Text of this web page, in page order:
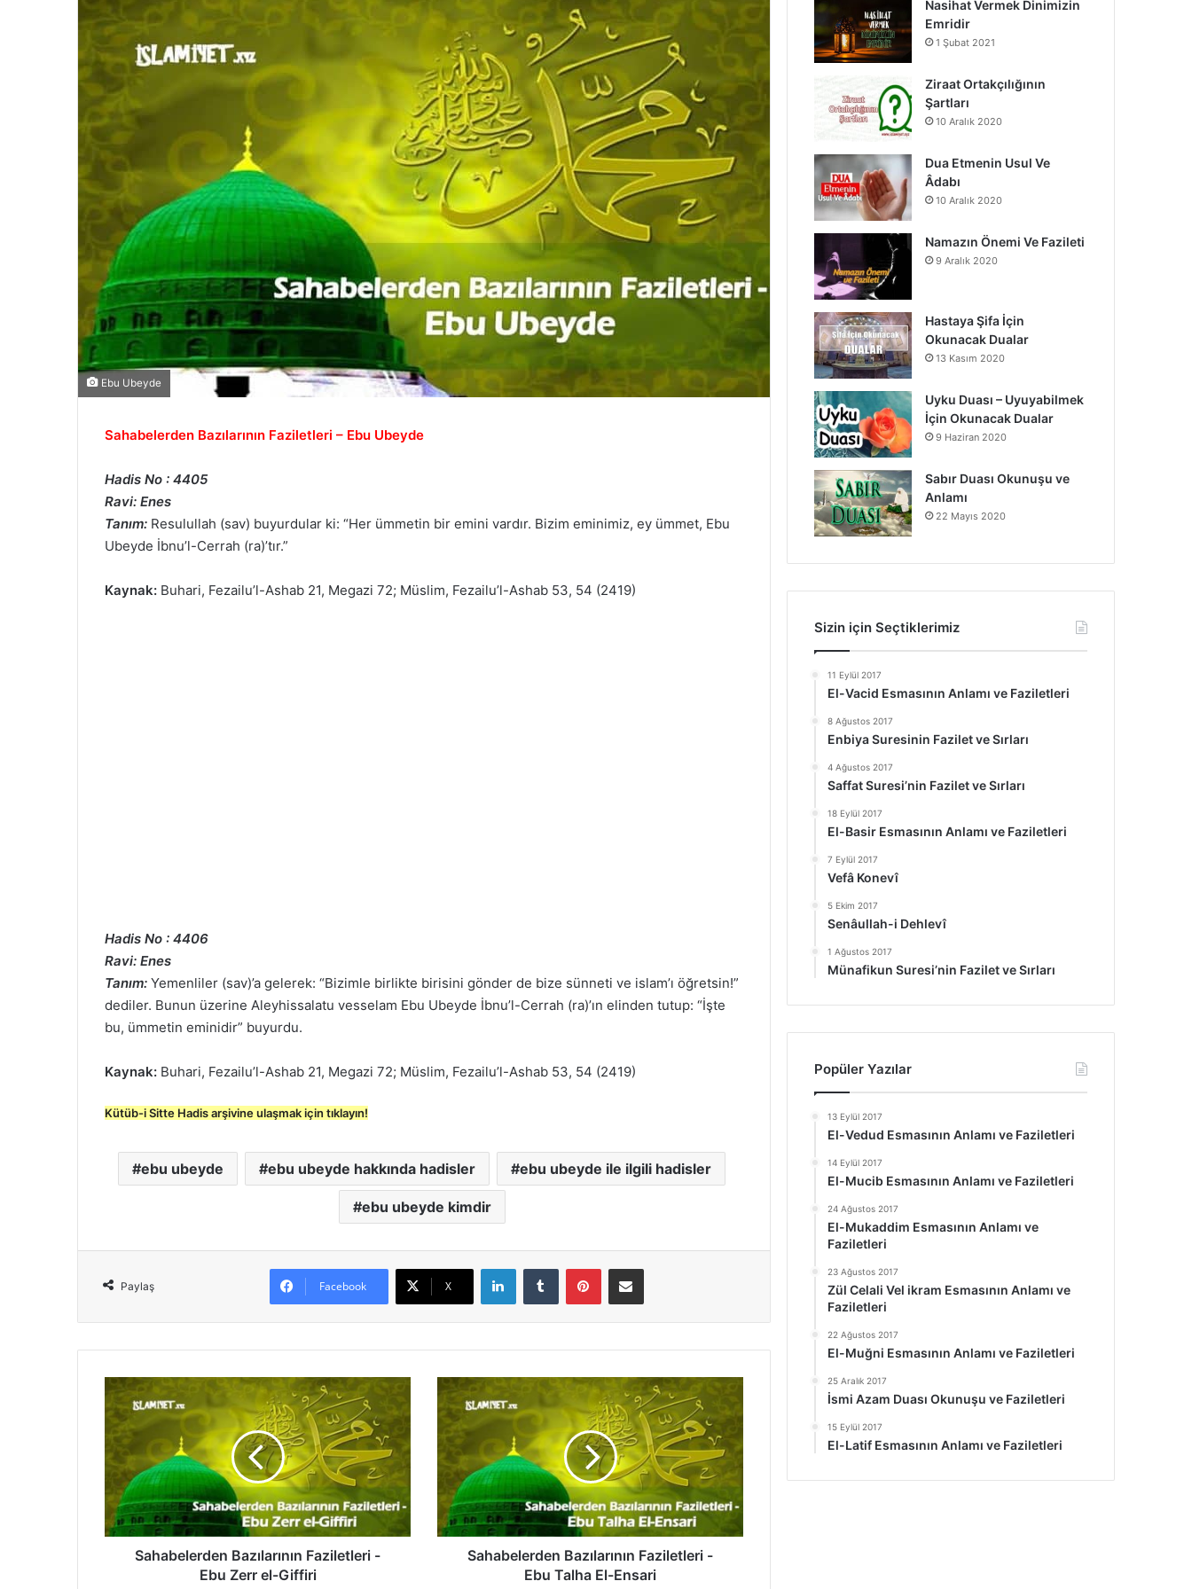
Ebu Ubeyde
Sahabelerden Bazılarının Faziletleri – Ebu Ubeyde
Hadis No : 4405
Ravi: Enes
Tanım: Resulullah (sav) buyurdular ki: “Her ümmetin bir emini vardır. Bizim eminimiz, ey ümmet, Ebu
Ubeyde İbnu’l-Cerrah (ra)’tır.”
Kaynak: Buhari, Fezailu’l-Ashab 21, Megazi 72; Müslim, Fezailu’l-Ashab 53, 54 (2419)
Hadis No : 4406
Ravi: Enes
Tanım: Yemenliler (sav)’a gelerek: “Bizimle birlikte birisini gönder de bize sünneti ve islam’ı öğretsin!”
dediler. Bunun üzerine Aleyhissalatu vesselam Ebu Ubeyde İbnu’l-Cerrah (ra)’ın elinden tutup: “İşte
bu, ümmetin eminidir” buyurdu.
Kaynak: Buhari, Fezailu’l-Ashab 21, Megazi 72; Müslim, Fezailu’l-Ashab 53, 54 (2419)
Kütüb-i Sitte Hadis arşivine ulaşmak için tıklayın!
ebu ubeyde ebu ubeyde hakkında hadisler ebu ubeyde ile ilgili hadisler
ebu ubeyde kimdir
Paylaş Facebook X
LinkedIn Tumblr Pinterest E-Posta ile paylaş
a
l
e
r
Sahabelerden Bazılarının Faziletleri -
Ebu Zerr el-Giffiri
a
l
e
r
Sahabelerden Bazılarının Faziletleri -
Ebu Talha El-Ensari
o
o
k
b
g
a
Nasihat Vermek Dinimizin
Emridir
1 Şubat 2021
Ziraat Ortakçılığının
Şartları
10 Aralık 2020
Dua Etmenin Usul Ve
Âdabı
10 Aralık 2020
Namazın Önemi Ve Fazileti
9 Aralık 2020
Hastaya Şifa İçin
Okunacak Dualar
13 Kasım 2020
Uyku Duası – Uyuyabilmek
İçin Okunacak Dualar
9 Haziran 2020
Sabır Duası Okunuşu ve
Anlamı
22 Mayıs 2020
Sizin için Seçtiklerimiz
11 Eylül 2017
El-Vacid Esmasının Anlamı ve Faziletleri
8 Ağustos 2017
Enbiya Suresinin Fazilet ve Sırları
4 Ağustos 2017
Saffat Suresi’nin Fazilet ve Sırları
18 Eylül 2017
El-Basir Esmasının Anlamı ve Faziletleri
7 Eylül 2017
Vefâ Konevî
5 Ekim 2017
Senâullah-i Dehlevî
1 Ağustos 2017
Münafikun Suresi’nin Fazilet ve Sırları
Popüler Yazılar
13 Eylül 2017
El-Vedud Esmasının Anlamı ve Faziletleri
14 Eylül 2017
El-Mucib Esmasının Anlamı ve Faziletleri
24 Ağustos 2017
El-Mukaddim Esmasının Anlamı ve
Faziletleri
23 Ağustos 2017
Zül Celali Vel ikram Esmasının Anlamı ve
Faziletleri
22 Ağustos 2017
El-Muğni Esmasının Anlamı ve Faziletleri
25 Aralık 2017
İsmi Azam Duası Okunuşu ve Faziletleri
15 Eylül 2017
El-Latif Esmasının Anlamı ve Faziletleri